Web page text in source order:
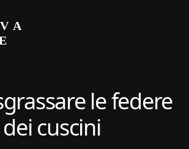
le federe
dei cuscini​